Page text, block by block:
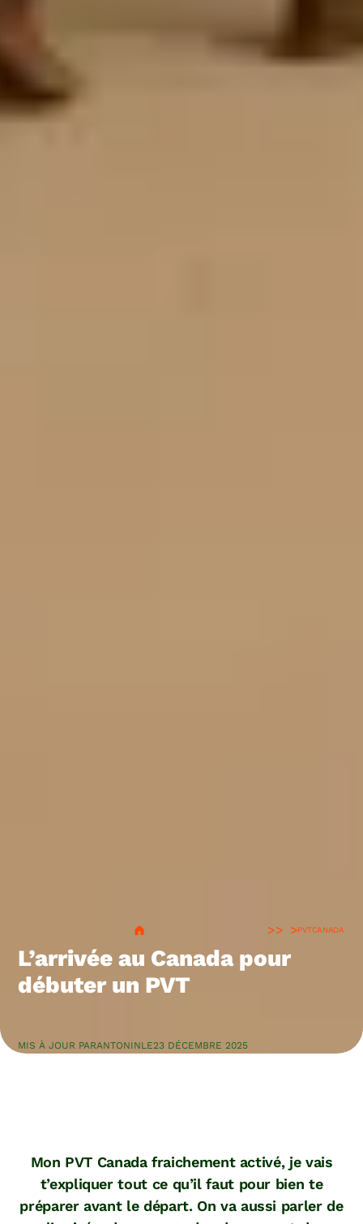
> PVTCANADA
L’arrivée au Canada pour
débuter un PVT
MIS À JOUR PARANTONINLE23 DÉCEMBRE 2025
Mon PVT Canada fraichement activé, je vais
t’expliquer tout ce qu’il faut pour bien te
préparer avant le départ. On va aussi parler de